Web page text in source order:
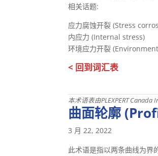
相关话题:
应力腐蚀开裂 (Stress
内应力 (Internal stress)
环境应力开裂
< 回到词汇表
本术语表由PLEXPERT Canada
曲面轮廓
3 月 22, 2022
此术语是指以两条曲线为界